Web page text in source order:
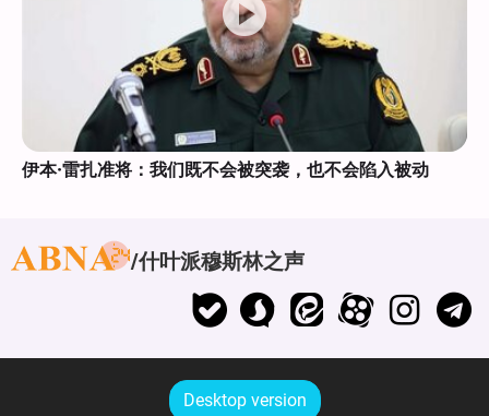
伊本·雷扎准将：我们既不会被突袭，也不会陷入被动
什叶派穆斯林之声
Desktop version